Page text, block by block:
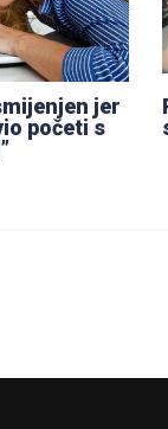
jer
početi s